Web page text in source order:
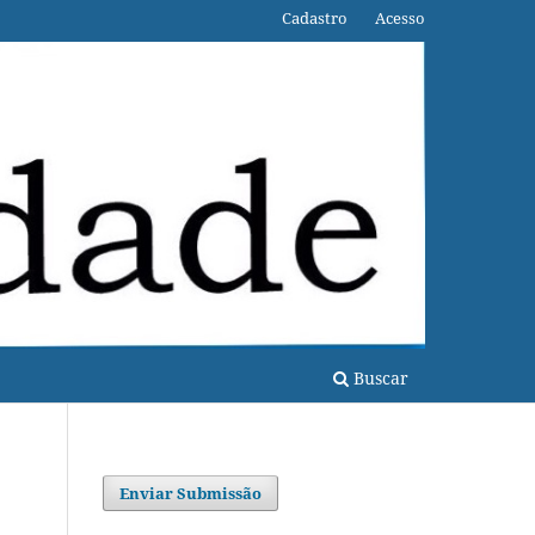
Buscar
Cadastro Acesso
Enviar Submissão